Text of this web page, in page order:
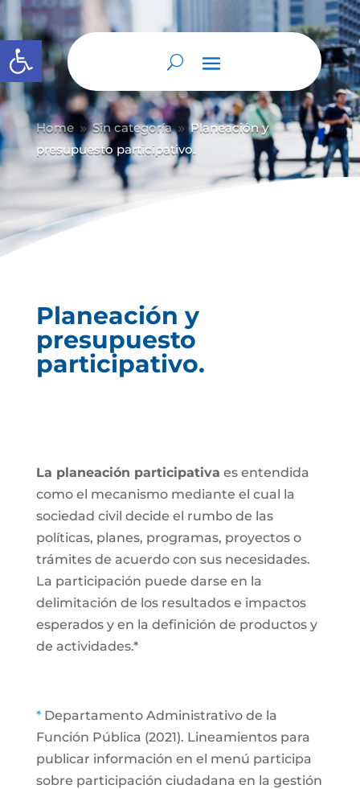
Abrir barra de herramientas
Home 9 Sin categoría 9 Planeación y
presupuesto participativo.
Planeación y
presupuesto
participativo.
La planeación participativa es entendida
como el mecanismo mediante el cual la
sociedad civil decide el rumbo de las
políticas, planes, programas, proyectos o
trámites de acuerdo con sus necesidades.
La participación puede darse en la
delimitación de los resultados e impactos
esperados y en la definición de productos y
de actividades.*
* Departamento Administrativo de la
Función Pública (2021). Lineamientos para
publicar información en el menú participa
sobre participación ciudadana en la gestión